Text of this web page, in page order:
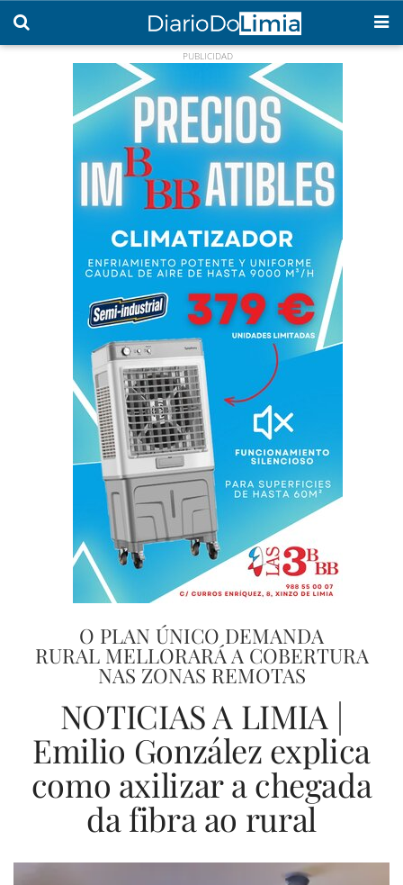
O PLAN ÚNICO DEMANDA
RURAL MELLORARÁ A COBERTURA
NAS ZONAS REMOTAS
NOTICIAS A LIMIA |
Emilio González explica
como axilizar a chegada
da fibra ao rural